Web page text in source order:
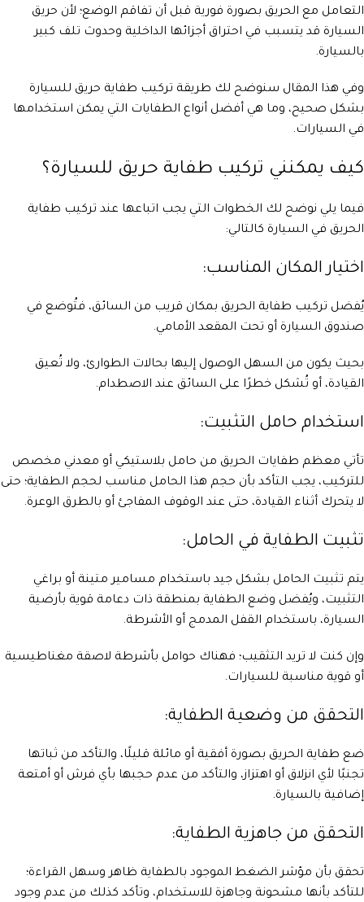
التعامل مع الحريق بصورة فورية قبل أن تفاقم الوضع؛ لأن حريق
السيارة قد يتسبب في احتراق أجزائها الداخلية وحدوث تلف كبير
بالسيارة.
وفي هذا المقال سنوضح لك طريقة تركيب طفاية حريق للسيارة
بشكل صحيح، وما هي أفضل أنواع الطفايات التي يمكن استخدامها
في السيارات.
كيف يمكنني تركيب طفاية حريق للسيارة؟
فيما يلي نوضح لك الخطوات التي يجب اتباعها عند تركيب طفاية
الحريق في السيارة كالتالي:
اختيار المكان المناسب:
يُفضل تركيب طفاية الحريق بمكان قريب من السائق، فتُوضع في
صندوق السيارة أو تحت المقعد الأمامي.
بحيث يكون من السهل الوصول إليها بحالات الطوارئ، ولا تُعيق
القيادة، أو تُشكل خطرًا على السائق عند الاصطدام.
استخدام حامل التثبيت:
تأتي معظم طفايات الحريق من حامل بلاستيكي أو معدني مخصص
للتركيب، يجب التأكد بأن حجم هذا الحامل مناسب لحجم الطفاية؛ حتى
لا يتحرك أثناء القيادة، حتى عند الوقوف المفاجئ أو بالطرق الوعرة.
تثبيت الطفاية في الحامل:
يتم تثبيت الحامل بشكل جيد باستخدام مسامير متينة أو براغي
التثبيت، ويُفضل وضع الطفاية بمنطقة ذات دعامة قوية بأرضية
السيارة، باستخدام القفل المدمج أو الأشرطة.
وإن كنت لا تريد التثقيب؛ فهناك حوامل بأشرطة لاصقة مغناطيسية
أو قوية مناسبة للسيارات.
التحقق من وضعية الطفاية:
ضع طفاية الحريق بصورة أفقية أو مائلة قليلًا، والتأكد من ثباتها
تجنبًا لأي انزلاق أو اهتزاز، والتأكد من عدم حجبها بأي فرش أو أمتعة
إضافية بالسيارة.
التحقق من جاهزية الطفاية:
تحقق بأن مؤشر الضغط الموجود بالطفاية ظاهر وسهل القراءة؛
للتأكد بأنها مشحونة وجاهزة للاستخدام، وتأكد كذلك من عدم وجود